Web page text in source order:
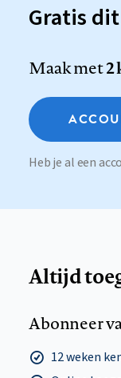
Gratis
Maak met2
Heb je al een
Altijd
Abonneer
12 weken